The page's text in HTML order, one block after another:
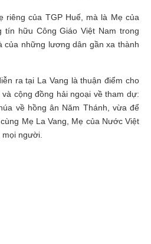
riêng của TGP Huế, mà là Mẹ của
tín hữu Công Giáo Việt Nam trong
của những lương dân gần xa thành
ra tại La Vang là thuận điểm cho
cộng đồng hải ngoại về tham dự:
về hồng ân Năm Thánh, vừa để
Mẹ La Vang, Mẹ của Nước Việt
người.